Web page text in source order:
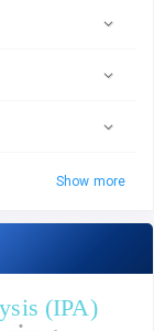
Show more
(IPA)